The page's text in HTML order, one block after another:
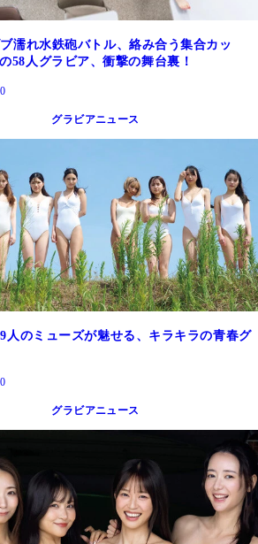
濡れ水鉄砲バトル、絡み合う集合カッ
58人グラビア、衝撃の舞台裏！
グラビアニュース
人のミューズが魅せる、キラキラの青春グ
グラビアニュース